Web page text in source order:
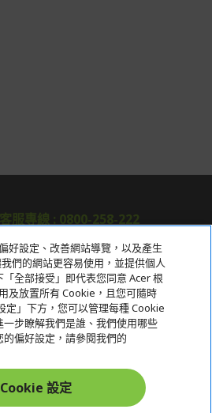
服專線 : 0800-258-222
關於宏碁
服務
碁網路商城
群上追蹤 Acer
好設定、改善網站導覽，以及產生
們的網站更容易使用，並提供個人
全部接受」即代表您同意 Acer 根
及放置所有 Cookie，且您可隨時
定」下方，您可以管理每種 Cookie
步瞭解我們是誰、我們使用哪些
偏好設定，請參閱我們的
Cookie 設定